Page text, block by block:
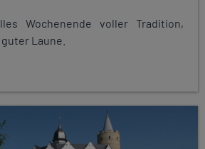
Wochenende voller Tradition,
Laune.